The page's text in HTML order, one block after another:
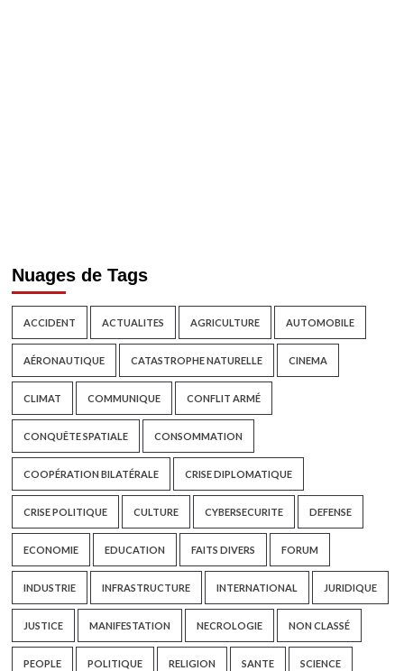
Nuages de Tags
ACCIDENT ACTUALITES AGRICULTURE AUTOMOBILE
AÉRONAUTIQUE CATASTROPHE NATURELLE CINEMA
CLIMAT COMMUNIQUE CONFLIT ARMÉ
CONQUÊTE SPATIALE CONSOMMATION
COOPÉRATION BILATÉRALE CRISE DIPLOMATIQUE
CRISE POLITIQUE CULTURE CYBERSECURITE DEFENSE
ECONOMIE EDUCATION FAITS DIVERS FORUM
INDUSTRIE INFRASTRUCTURE INTERNATIONAL JURIDIQUE
JUSTICE MANIFESTATION NECROLOGIE NON CLASSÉ
PEOPLE POLITIQUE RELIGION SANTE SCIENCE